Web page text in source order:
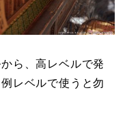
ら、高レベルで発
レベルで使うと勿